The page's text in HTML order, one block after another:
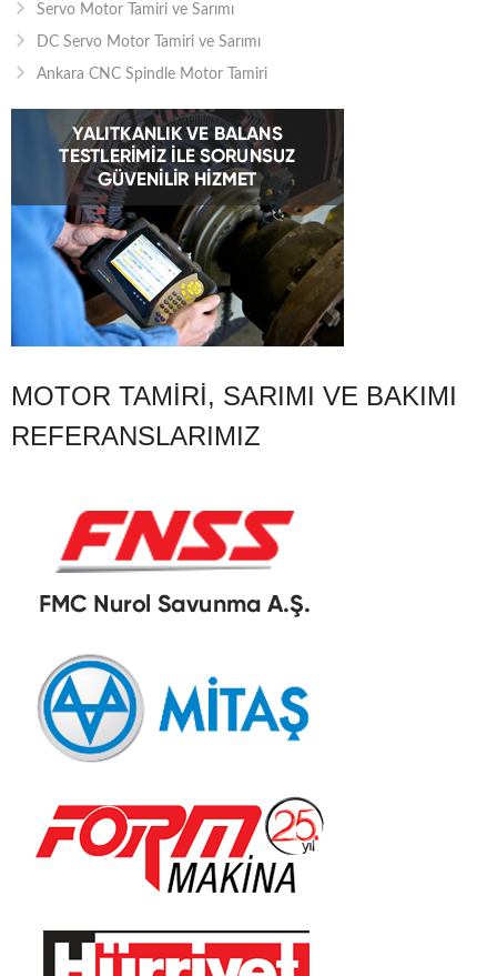
Servo Motor Tamiri ve Sarımı
DC Servo Motor Tamiri ve Sarımı
Ankara CNC Spindle Motor Tamiri
MOTOR TAMIRI, SARIMI VE BAKIMI
REFERANSLARIMIZ